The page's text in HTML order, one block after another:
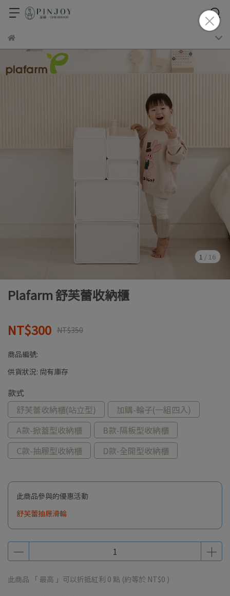
1 / 16
Plafarm 舒芙蕾收納櫃
NT$300 NT$350
商品編號:
供貨狀況: 尚有庫存
款式
舒芙蕾收納櫃(站立型)
加購-輪子(一組四入)
A款-掀蓋型收納櫃
B款-隔板型收納櫃
C款-抽屜型收納櫃
D款-全開型收納櫃
此商品參與的優惠活動
舒芙蕾抽屜滑輪
此商品 「 最高 」可以折抵紅利 0 點 (約等於 NT$0 )